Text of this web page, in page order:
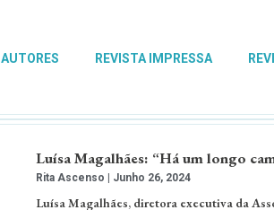
AUTORES REVISTA IMPRESSA
Luísa Magalhães: “Há um longo
Rita Ascenso Junho 26, 2024
Luísa Magalhães, diretora executiva da